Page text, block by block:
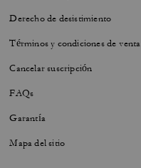
Derecho de desistimiento
Términos y condiciones de venta
Cancelar suscripción
FAQs
Garantía
Mapa del sitio